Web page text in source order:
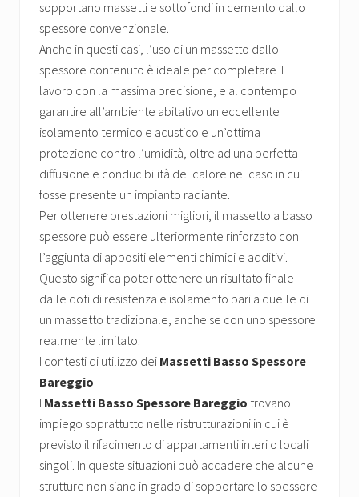
sopportano massetti e sottofondi in cemento dallo
spessore convenzionale.
Anche in questi casi, l’uso di un massetto dallo
spessore contenuto è ideale per completare il
lavoro con la massima precisione, e al contempo
garantire all’ambiente abitativo un eccellente
isolamento termico e acustico e un’ottima
protezione contro l’umidità, oltre ad una perfetta
diffusione e conducibilità del calore nel caso in cui
fosse presente un impianto radiante.
Per ottenere prestazioni migliori, il massetto a basso
spessore può essere ulteriormente rinforzato con
l’aggiunta di appositi elementi chimici e additivi.
Questo significa poter ottenere un risultato finale
dalle doti di resistenza e isolamento pari a quelle di
un massetto tradizionale, anche se con uno spessore
realmente limitato.
I contesti di utilizzo dei Massetti Basso Spessore
Bareggio
I Massetti Basso Spessore Bareggio trovano
impiego soprattutto nelle ristrutturazioni in cui è
previsto il rifacimento di appartamenti interi o locali
singoli. In queste situazioni può accadere che alcune
strutture non siano in grado di sopportare lo spessore